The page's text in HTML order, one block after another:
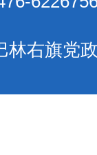
林右旗党